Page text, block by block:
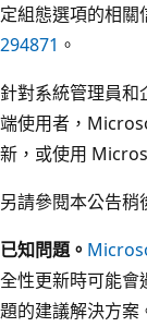
定組態選項的相關
294871 。
針對系統管理員
端使用者，
新，或使用
另請參閱本公告稍
已知問題。
全性更新時可能會
題的建議解決方案